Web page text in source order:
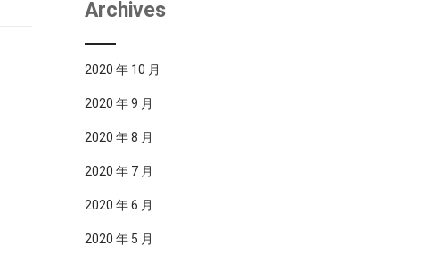
Archives
2020 年 10 月
2020 年 9 月
2020 年 8 月
2020 年 7 月
2020 年 6 月
2020 年 5 月